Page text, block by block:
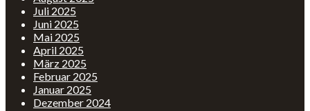
Juli 2025
Juni 2025
Mai 2025
April 2025
März 2025
Februar 2025
Januar 2025
Dezember 2024